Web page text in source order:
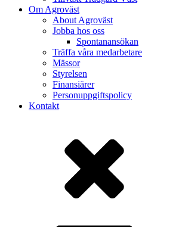
Om Agroväst
About Agroväst
Jobba hos oss
Spontanansökan
Träffa våra medarbetare
Mässor
Styrelsen
Finansiärer
Personuppgiftspolicy
Kontakt